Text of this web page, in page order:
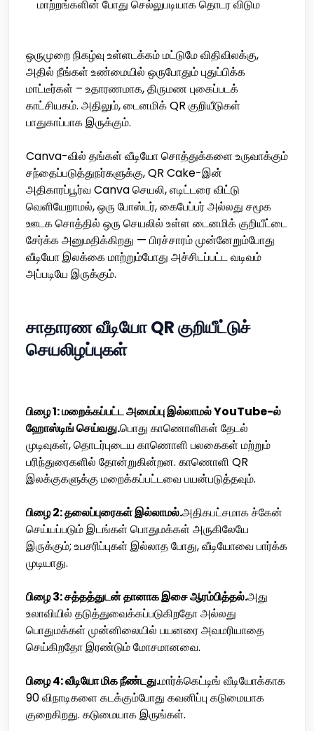
மாற்றங்களின் போது செல்லுபடியாக தொடர விடும
ஒருமுறை நிகழ்வு உள்ளடக்கம் மட்டுமே விதிவிலக்கு,
அதில் நீங்கள் உண்மையில் ஒருபோதும் புதுப்பிக்க
மாட்டீர்கள் – உதாரணமாக, திருமண புகைப்படக்
காட்சியகம். அதிலும், டைனமிக் QR குறியீடுகள்
பாதுகாப்பாக இருக்கும்.
Canva-வில் தங்கள் வீடியோ சொத்துக்களை உருவாக்கும்
சந்தைப்படுத்துநர்களுக்கு, QR Cake-இன்
அதிகாரப்பூர்வ Canva செயலி, எடிட்டரை விட்டு
வெளியேறாமல், ஒரு போஸ்டர், கைபேப்பர் அல்லது சமூக
ஊடக சொத்தில் ஒரு செயலில் உள்ள டைனமிக் குறியீட்டை
சேர்க்க அனுமதிக்கிறது — பிரச்சாரம் முன்னேறும்போது
வீடியோ இலக்கை மாற்றும்போது அச்சிடப்பட்ட வடிவம்
அப்படியே இருக்கும்.
சாதாரண வீடியோ QR குறியீட்டுச்
செயலிழப்புகள்
பிழை 1: மறைக்கப்பட்ட அமைப்பு இல்லாமல் YouTube-ல்
ஹோஸ்டிங் செய்வது.பொது காணொளிகள் தேடல்
முடிவுகள், தொடர்புடைய காணொளி பலகைகள் மற்றும்
பரிந்துரைகளில் தோன்றுகின்றன. காணொளி QR
இலக்குகளுக்கு மறைக்கப்பட்டவை பயன்படுத்தவும்.
பிழை 2: தலைப்புரைகள் இல்லாமல்.அதிகபட்சமாக ச்கேன்
செய்யப்படும் இடங்கள் பொதுமக்கள் அருகிலேயே
இருக்கும்; உபசரிப்புகள் இல்லாத போது, வீடியோவை பார்க்க
முடியாது.
பிழை 3: சத்தத்துடன் தானாக இசை ஆரம்பித்தல்.அது
உலாவியில் தடுத்துவைக்கப்படுகிறதோ அல்லது
பொதுமக்கள் முன்னிலையில் பயனரை அவமரியாதை
செய்கிறதோ இரண்டும் மோசமானவை.
பிழை 4: வீடியோ மிக நீண்டது.மார்க்கெட்டிங் வீடியோக்காக
90 விநாடிகளை கடக்கும்போது கவனிப்பு கடுமையாக
குறைகிறது. கடுமையாக இருங்கள்.